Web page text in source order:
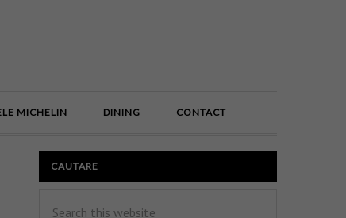
MICHELIN DINING CONTACT
CAUTARE